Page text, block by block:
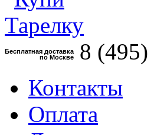
Бесплатная доставка
по Москве
8 (495)
Контакты
Оплата